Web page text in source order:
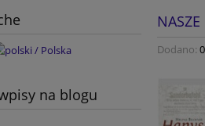
na blogu
Dodano: